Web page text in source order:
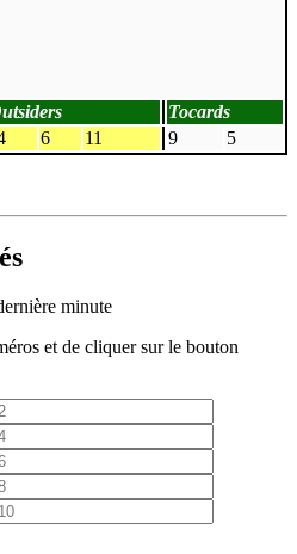
Tocards
6 11 9 5
minute
et de cliquer sur le bouton